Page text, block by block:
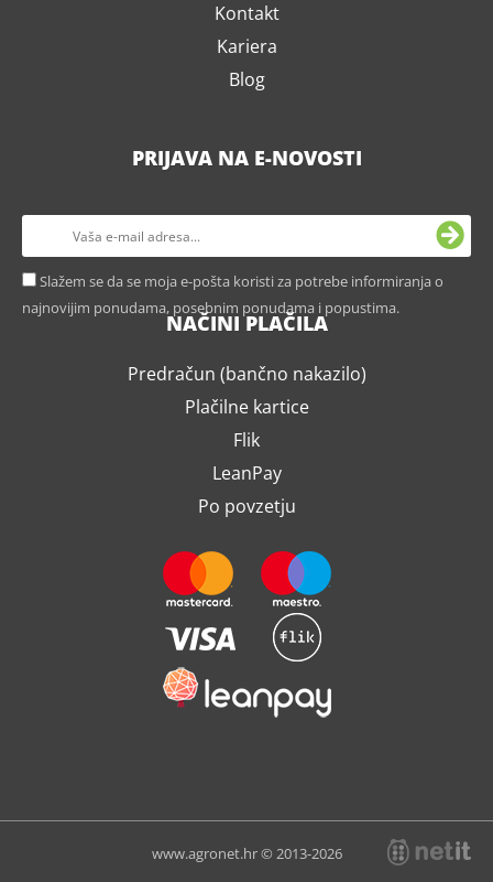
Kontakt
Kariera
Blog
PRIJAVA NA E-NOVOSTI
Slažem se da se moja e-pošta koristi za potrebe informiranja o
najnovijim ponudama, posebnim ponudama i popustima.
NAČINI PLAČILA
Predračun (bančno nakazilo)
Plačilne kartice
Flik
LeanPay
Po povzetju
www.agronet.hr © 2013-2026